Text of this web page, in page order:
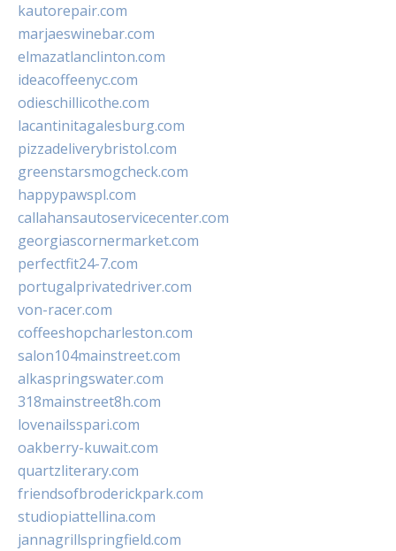
kautorepair.com
marjaeswinebar.com
elmazatlanclinton.com
ideacoffeenyc.com
odieschillicothe.com
lacantinitagalesburg.com
pizzadeliverybristol.com
greenstarsmogcheck.com
happypawspl.com
callahansautoservicecenter.com
georgiascornermarket.com
perfectfit24-7.com
portugalprivatedriver.com
von-racer.com
coffeeshopcharleston.com
salon104mainstreet.com
alkaspringswater.com
318mainstreet8h.com
lovenailsspari.com
oakberry-kuwait.com
quartzliterary.com
friendsofbroderickpark.com
studiopiattellina.com
jannagrillspringfield.com